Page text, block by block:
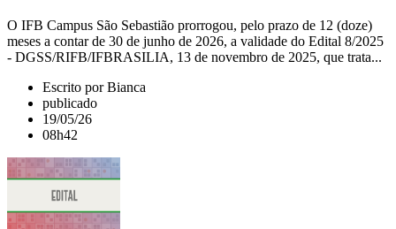
O IFB Campus São Sebastião prorrogou, pelo prazo de 12 (doze)
meses a contar de 30 de junho de 2026, a validade do Edital 8/2025
- DGSS/RIFB/IFBRASILIA, 13 de novembro de 2025, que trata...
Escrito por Bianca
publicado
19/05/26
08h42